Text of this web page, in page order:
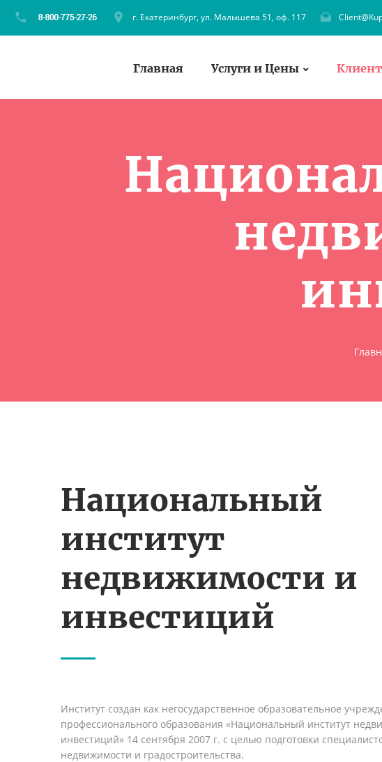
г. Екатеринбург, ул. Малышева 51, оф. 117
Главная Услуги и Цены
Национальный
институт
недвижимости и
инвестиций
Институт создан как негосударственное образовательное
профессионального образования «Национальный институт
инвестиций» 14 сентября 2007 г. с целью подготовки
недвижимости и градостроительства.